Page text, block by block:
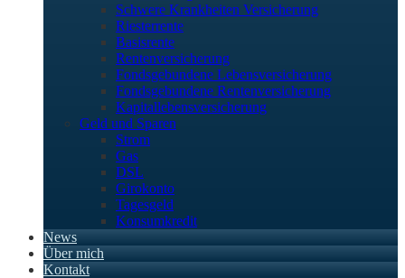
Schwere Krankheiten Versicherung
Riesterrente
Basisrente
Rentenversicherung
Fondsgebundene Lebensversicherung
Fondsgebundene Rentenversicherung
Kapitallebensversicherung
Geld und Sparen
Strom
Gas
DSL
Girokonto
Tagesgeld
Konsumkredit
News
Über mich
Kontakt